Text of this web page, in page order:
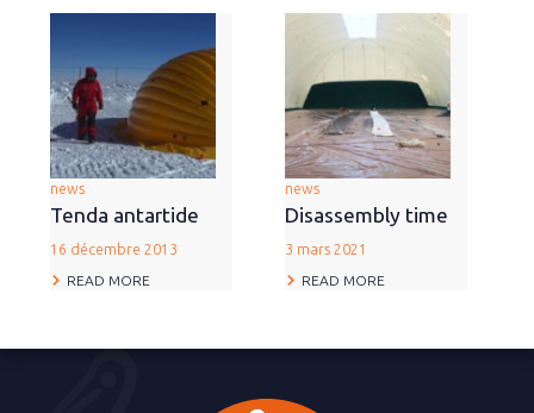
news
Tenda antartide
16 décembre 2013
READ MORE
news
Disassembly time
3 mars 2021
READ MORE